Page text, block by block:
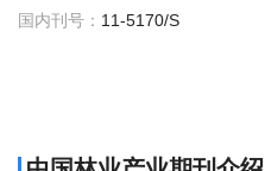
国内刊号： 11-5170/S